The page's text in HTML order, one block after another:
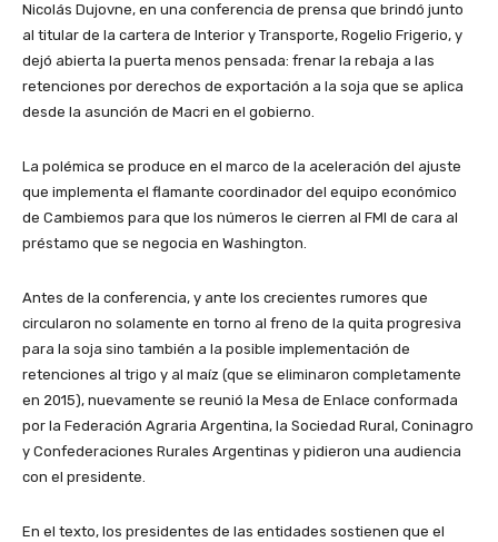
Nicolás Dujovne, en una conferencia de prensa que brindó junto
al titular de la cartera de Interior y Transporte, Rogelio Frigerio, y
dejó abierta la puerta menos pensada: frenar la rebaja a las
retenciones por derechos de exportación a la soja que se aplica
desde la asunción de Macri en el gobierno.
La polémica se produce en el marco de la aceleración del ajuste
que implementa el flamante coordinador del equipo económico
de Cambiemos para que los números le cierren al FMI de cara al
préstamo que se negocia en Washington.
Antes de la conferencia, y ante los crecientes rumores que
circularon no solamente en torno al freno de la quita progresiva
para la soja sino también a la posible implementación de
retenciones al trigo y al maíz (que se eliminaron completamente
en 2015), nuevamente se reunió la Mesa de Enlace conformada
por la Federación Agraria Argentina, la Sociedad Rural, Coninagro
y Confederaciones Rurales Argentinas y pidieron una audiencia
con el presidente.
En el texto, los presidentes de las entidades sostienen que el